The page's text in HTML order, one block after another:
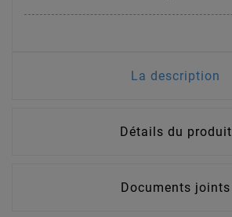
La description
Détails du produit
Documents joints